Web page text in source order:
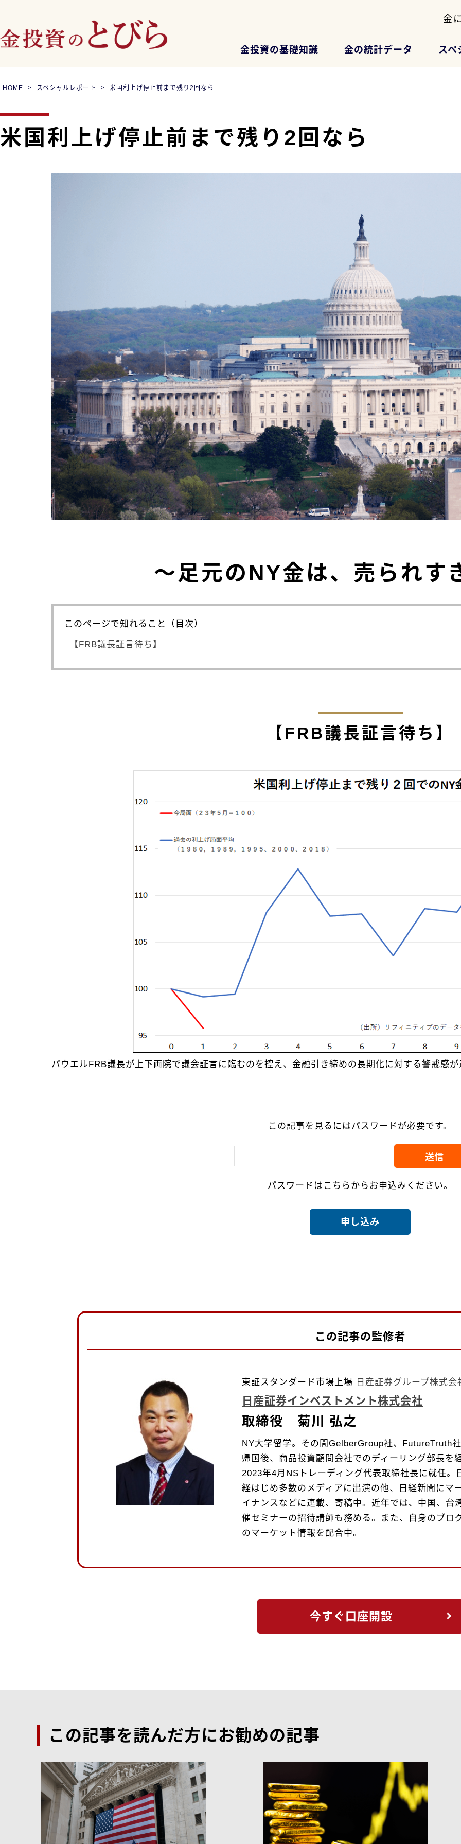
金
金投資の基礎知識 金の統計データ スペ
HOME スペシャルレポート 米国利上げ停止前まで残り2回なら
米国利上げ停止前まで残り2回なら
～足元のNY金は、売られす
このページで知れること（目次）
【FRB議長証言待ち】
【FRB議長証言待ち】
パウエルFRB議長が上下両院で議会証言に臨むのを控え、金融引き締めの長期化に対する警戒感
この記事を見るにはパスワードが必要です。
パスワードはこちらからお申込みください。
申し込み
この記事の監修者
東証スタンダード市場上場 日産証券グループ株式会
日産証券インベストメント株式会社
取締役 菊川 弘之
NY大学留学。その間GelberGroup社、FutureTruth
帰国後、商品投資顧問会社でのディーリング部長を
2023年4月NSトレーディング代表取締社長に就任。
経はじめ多数のメディアに出演の他、日経新聞にマ
イナンスなどに連載、寄稿中。近年では、中国、台
催セミナーの招待講師も務める。また、自身のブロ
のマーケット情報を配合中。
今すぐ口座開設
この記事を読んだ方にお勧めの記事